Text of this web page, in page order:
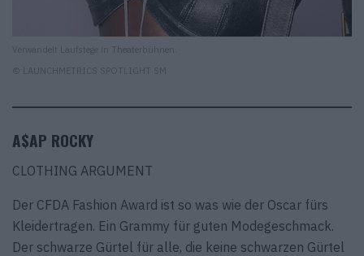
Verwandelt Laufstege in Theaterbühnen.
© LAUNCHMETRICS SPOTLIGHT SM
A$AP ROCKY
CLOTHING ARGUMENT
Der CFDA Fashion Award ist so was wie der Oscar fürs
Kleidertragen. Ein Grammy für guten Modegeschmack.
Der schwarze Gürtel für alle, die keine schwarzen Gürtel